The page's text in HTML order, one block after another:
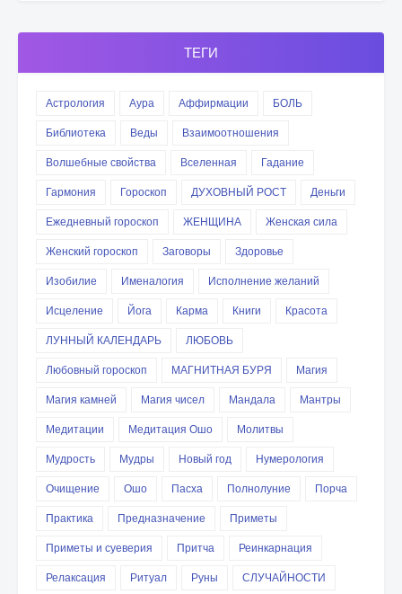
ТЕГИ
Астрология Аура Аффирмации
БОЛЬ
Библиотека
Веды
Взаимоотношения
Волшебные свойства
Вселенная
Гадание
Гармония
Гороскоп ДУХОВНЫЙ РОСТ
Деньги
Ежедневный гороскоп
ЖЕНЩИНА
Женская сила
Женский гороскоп
Заговоры
Здоровье
Изобилие
Именалогия
Исполнение желаний
Исцеление
Йога Карма Книги
Красота
ЛУННЫЙ КАЛЕНДАРЬ
ЛЮБОВЬ
Любовный гороскоп
МАГНИТНАЯ БУРЯ
Магия
Магия камней
Магия чисел Мандала
Мантры
Медитации
Медитация Ошо
Молитвы
Мудрость
Мудры Новый год
Нумерология
Очищение
Ошо Пасха Полнолуние
Порча
Практика
Предназначение
Приметы
Приметы и суеверия
Притча
Реинкарнация
Релаксация
Ритуал Руны
СЛУЧАЙНОСТИ